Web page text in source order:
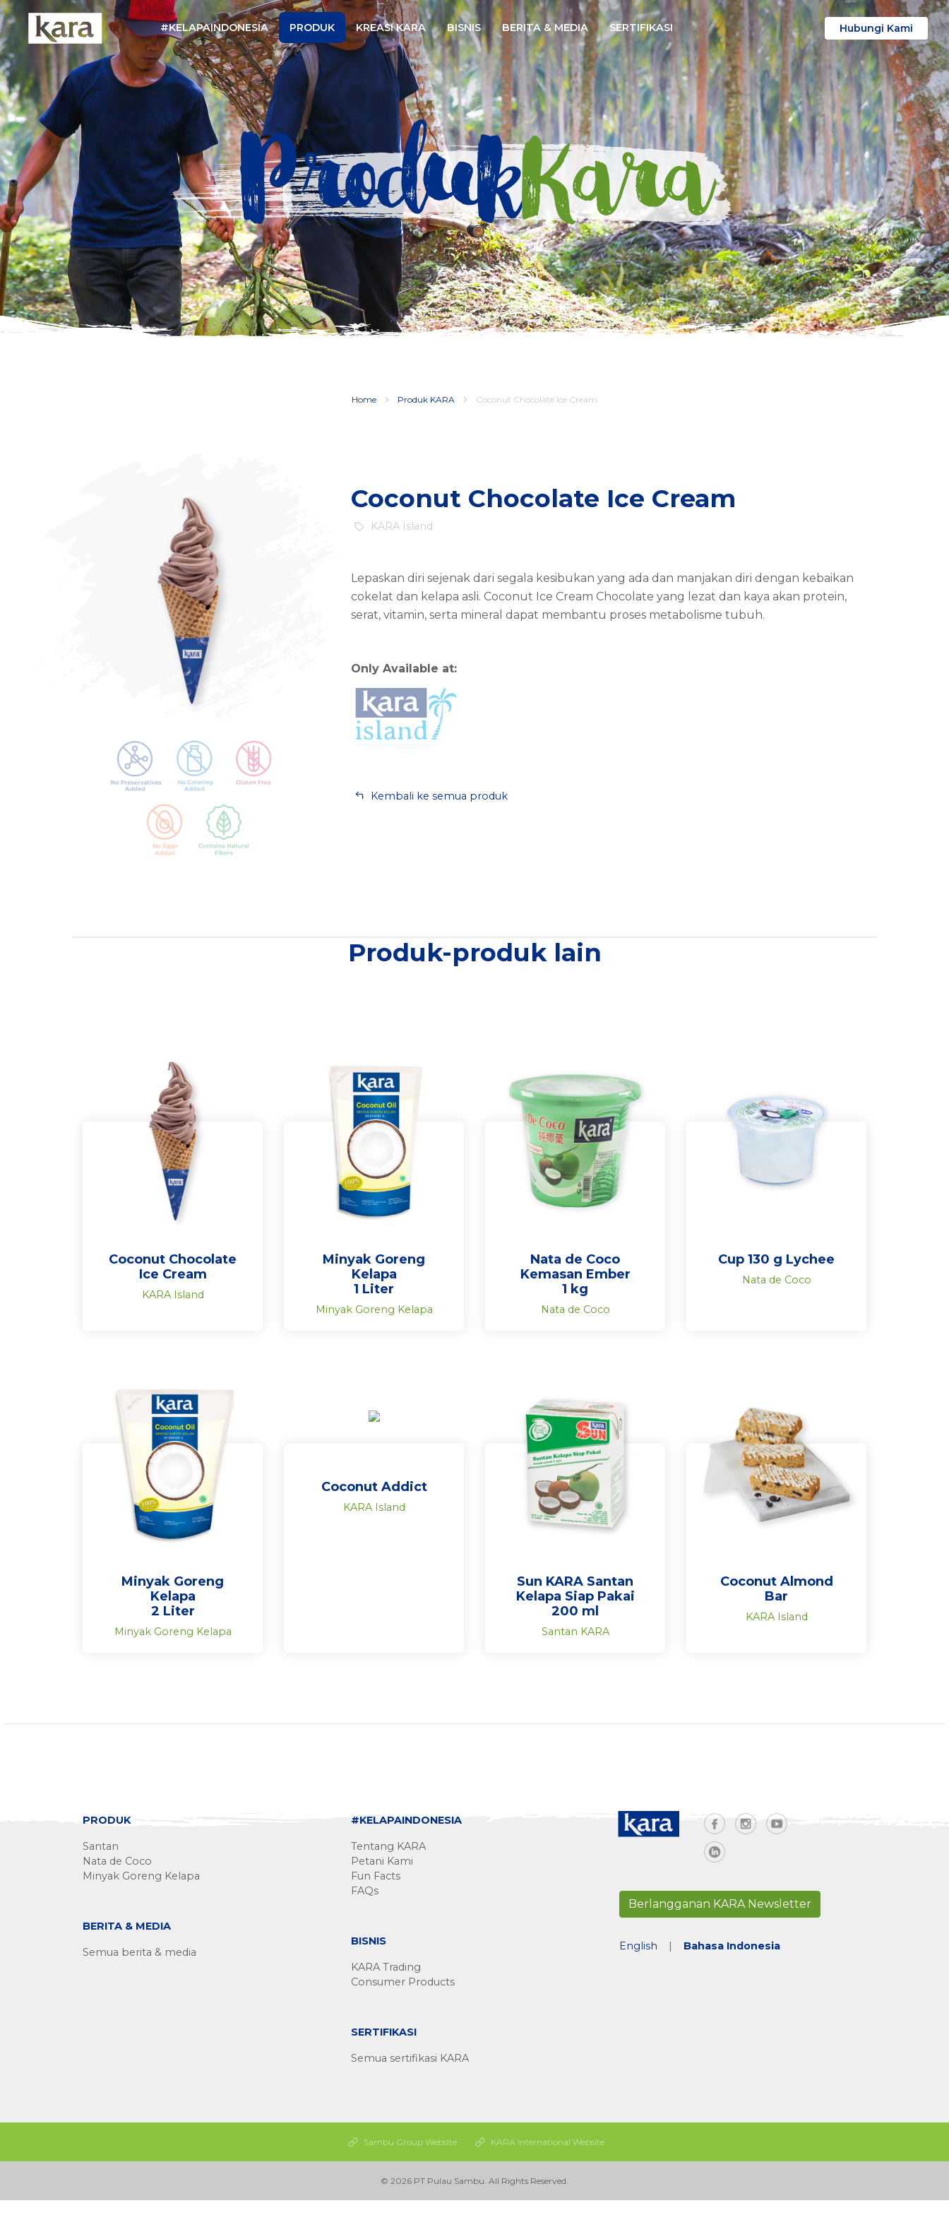
Website
#KELAPAINDONESIA PRODUK KREASI KARA BISNIS BERITA & MEDIA SERTIFIKASI Hubungi Kami
ProdukKara
Home Produk KARA Coconut Chocolate Ice Cream
Coconut Chocolate Ice Cream
KARA Island
Lepaskan diri sejenak dari segala kesibukan yang ada dan manjakan diri dengan kebaikan
cokelat dan kelapa asli. Coconut Ice Cream Chocolate yang lezat dan kaya akan protein,
serat, vitamin, serta mineral dapat membantu proses metabolisme tubuh.
Only Available at:
Kembali ke semua produk
Produk-produk lain
Coconut Chocolate
Ice Cream
KARA Island
Minyak Goreng
Kelapa
1 Liter
Minyak Goreng Kelapa
Nata de Coco
Kemasan Ember
1 kg
Nata de Coco
Cup 130 g Lychee
Nata de Coco
Minyak Goreng
Kelapa
2 Liter
Minyak Goreng Kelapa
Coconut Addict
KARA Island
Sun KARA Santan
Kelapa Siap Pakai
200 ml
Santan KARA
Coconut Almond
Bar
KARA Island
PRODUK
Santan
Nata de Coco
Minyak Goreng Kelapa
BERITA & MEDIA
Semua berita & media
#KELAPAINDONESIA
Tentang KARA
Petani Kami
Fun Facts
FAQs
BISNIS
KARA Trading
Consumer Products
SERTIFIKASI
Semua sertifikasi KARA
Berlangganan KARA Newsletter
English | Bahasa Indonesia
Sambu Group Website KARA International Website
© 2026 PT Pulau Sambu. All Rights Reserved.